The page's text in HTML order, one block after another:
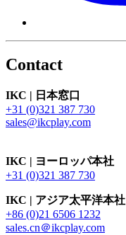
Contact
IKC | 日本窓口
+31 (0)321 387 730
sales@ikcplay.com
IKC | ヨーロッパ本社
+31 (0)321 387 730
IKC | アジア太平洋本社
+86 (0)21 6506 1232
sales.cn＠ikcplay.com